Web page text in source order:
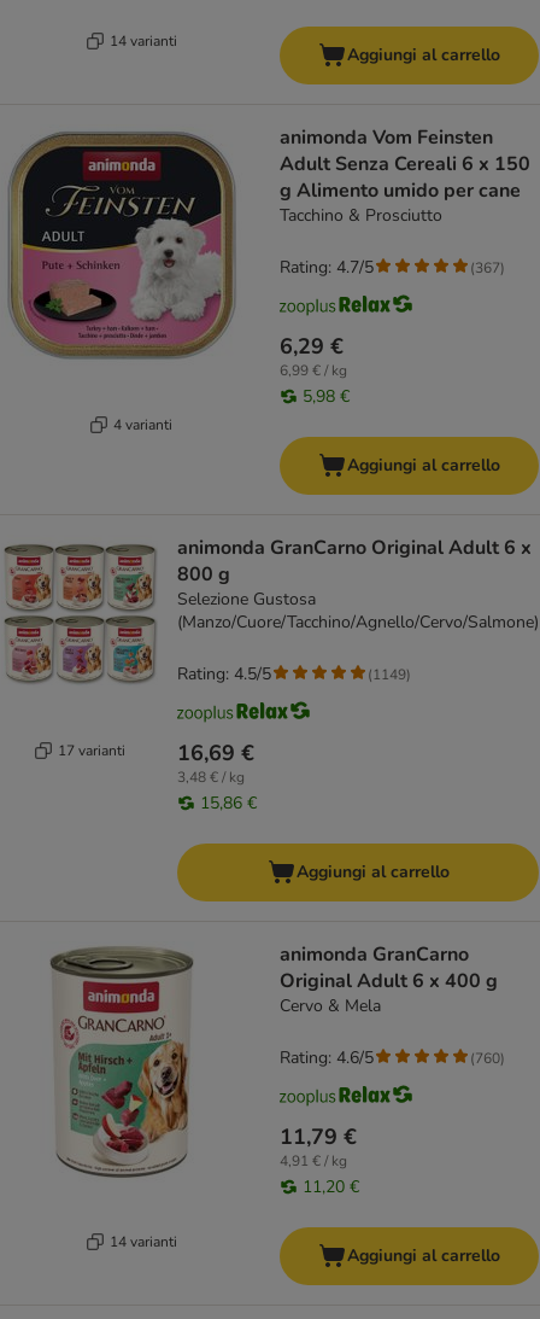
14 varianti
Aggiungi al carrello
4 varianti
animonda Vom Feinsten
Adult Senza Cereali 6 x 150
g Alimento umido per cane
Tacchino & Prosciutto
6,29 €
6,99 € / kg
5,98 €
Rating: 4.7/5 (367)
Aggiungi al carrello
17 varianti
animonda GranCarno Original Adult 6 x
800 g
Selezione Gustosa
(Manzo/Cuore/Tacchino/Agnello/Cervo/Salmone)
16,69 €
3,48 € / kg
15,86 €
Rating: 4.5/5 (1149)
Aggiungi al carrello
14 varianti
animonda GranCarno
Original Adult 6 x 400 g
Cervo & Mela
11,79 €
4,91 € / kg
11,20 €
Rating: 4.6/5 (760)
Aggiungi al carrello